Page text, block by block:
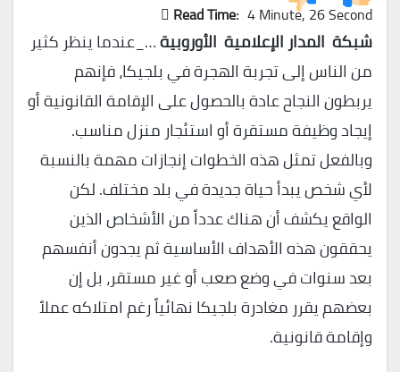
Read Time: 4 Minute, 26 Second
شبكة المدار الإعلامية الأوروبية…_عندما ينظر كثير
من الناس إلى تجربة الهجرة في بلجيكا، فإنهم
يربطون النجاح عادة بالحصول على الإقامة القانونية أو
إيجاد وظيفة مستقرة أو استئجار منزل مناسب.
وبالفعل تمثل هذه الخطوات إنجازات مهمة بالنسبة
لأي شخص يبدأ حياة جديدة في بلد مختلف. لكن
الواقع يكشف أن هناك عدداً من الأشخاص الذين
يحققون هذه الأهداف الأساسية ثم يجدون أنفسهم
بعد سنوات في وضع صعب أو غير مستقر، بل إن
بعضهم يقرر مغادرة بلجيكا نهائياً رغم امتلاكه عملاً
وإقامة قانونية.